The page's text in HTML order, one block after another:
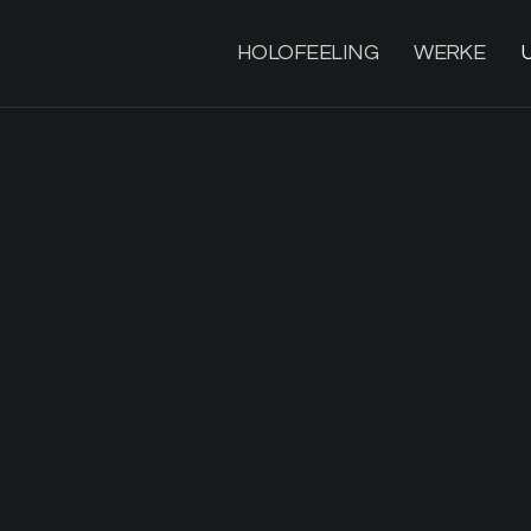
HOLOFEELING WERKE